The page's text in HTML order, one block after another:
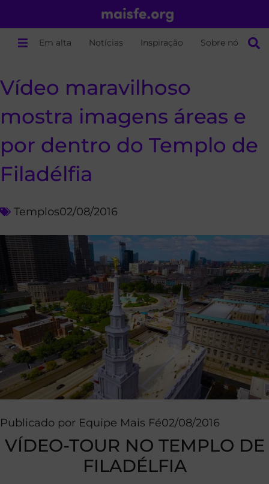
Em alta Notícias Inspiração Sobre nós
Vídeo maravilhoso
mostra imagens áreas e
por dentro do Templo de
Filadélfia
Templos02/08/2016
Publicado por Equipe Mais Fé02/08/2016
VÍDEO-TOUR NO TEMPLO DE
FILADÉLFIA